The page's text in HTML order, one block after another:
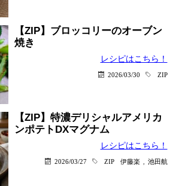
【ZIP】ブロッコリーのオーブン
焼き
レシピはこちら！
2026/03/30 ZIP
【ZIP】特濃デリシャルアメリカ
ンポテトDXマグナム
レシピはこちら！
2026/03/27 ZIP 伊藤楽 池田航